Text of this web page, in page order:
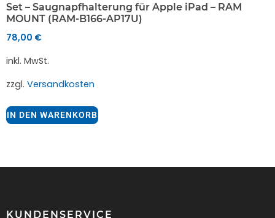
Set – Saugnapfhalterung für Apple iPad – RAM
MOUNT (RAM-B166-AP17U)
78,00 €
inkl. MwSt.
zzgl. Versandkosten
IN DEN WARENKORB
KUNDENSERVICE